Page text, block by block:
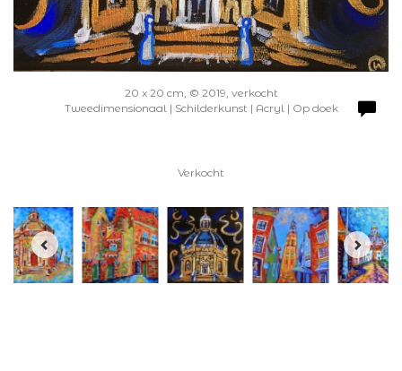
20 x 20 cm, © 2019, verkocht
Tweedimensionaal | Schilderkunst | Acryl | Op doek
Verkocht